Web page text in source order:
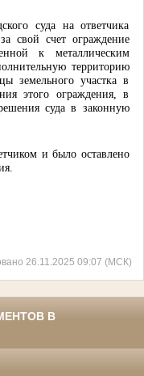
суда на ответчика
свой счет ограждение
к металлическим
территорию
земельного участка в
этого ограждения, в
суда в законную
и было оставлено
26.11.2025 09:07 (МСК)
В